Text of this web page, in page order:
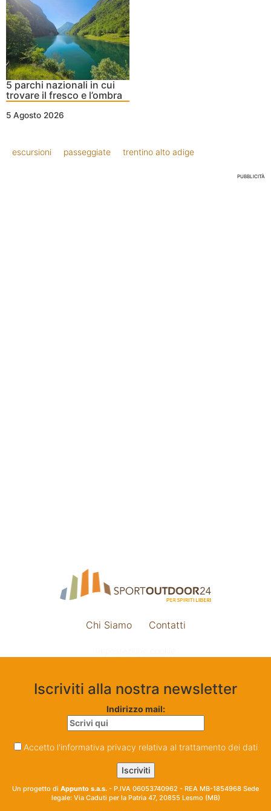
5 parchi nazionali in cui
trovare il fresco e l’ombra
5 Agosto 2026
escursioni passeggiate trentino alto adige
PUBBLICITÀ
Chi Siamo Contatti
Iscriviti alla nostra newsletter
Indirizzo mail:
Accetto l'informativa privacy relativa al trattamento dei dati
Un progetto di Appunto s.a.s. - P.IVA 06053740962 - REA MB-1854968 Sede
legale: Via Caduti per la Patria 47, 20855 Lesmo (MB)